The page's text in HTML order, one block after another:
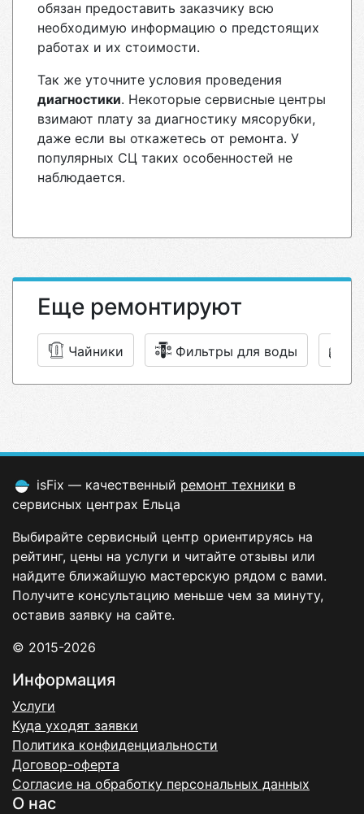
обязан предоставить заказчику всю
необходимую информацию о предстоящих
работах и их стоимости.
Так же уточните условия проведения
диагностики. Некоторые сервисные центры
взимают плату за диагностику мясорубки,
даже если вы откажетесь от ремонта. У
популярных СЦ таких особенностей не
наблюдается.
Еще ремонтируют
Чайники Фильтры для воды
isFix — качественный ремонт техники в
сервисных центрах Ельца
Выбирайте сервисный центр ориентируясь на
рейтинг, цены на услуги и читайте отзывы или
найдите ближайшую мастерскую рядом с вами.
Получите консультацию меньше чем за минуту,
оставив заявку на сайте.
© 2015-2026
Информация
Услуги
Куда уходят заявки
Политика конфиденциальности
Договор-оферта
Согласие на обработку персональных данных
О нас